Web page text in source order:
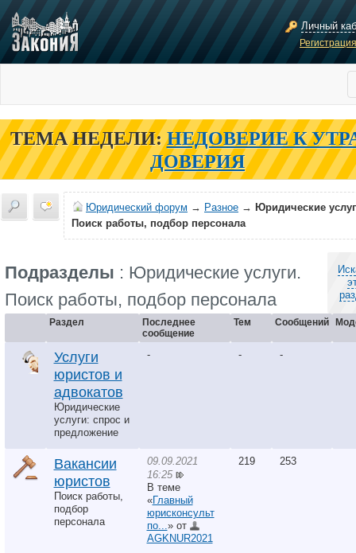
Личный
ТЕМА НЕДЕЛИ: НЕДОВЕРИЕ К
ДОВЕРИЯ
Юридический форум → Разное → Юридические
Поиск работы, подбор персонала
Подразделы : Юридические услуги.
Поиск работы, подбор персонала
Раздел
Последнее
сообщение
Тем Сообщений
Услуги
юристов и
адвокатов
Юридические
услуги: спрос и
предложение
- - -
Вакансии
юристов
Поиск работы,
подбор
персонала
09.09.2021
16:25
В теме
«Главный
юрисконсульт
по... » от
AGKNUR2021
219 253